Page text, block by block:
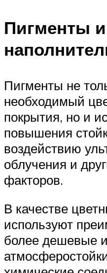
Пигменты и
Пигменты не
необходимый
покрытия, но и
повышения
воздействию
облучения и
факторов.
В качестве
используют
более дешевые и